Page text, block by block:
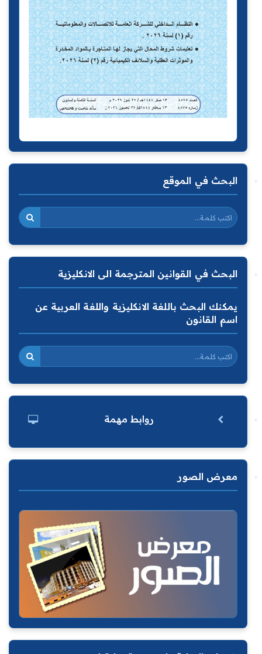
البحث في الموقع
البحث في القوانين المترجمة الى الانكليزية
يمكنك البحث باللغة الانكليزية واللغة العربية عن
اسم القانون
روابط مهمة
معرض الصور